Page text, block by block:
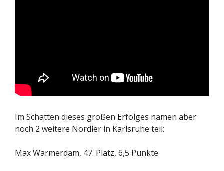
Im Schatten dieses großen Erfolges namen aber
noch 2 weitere Nordler in Karlsruhe teil:
Max Warmerdam, 47. Platz, 6,5 Punkte